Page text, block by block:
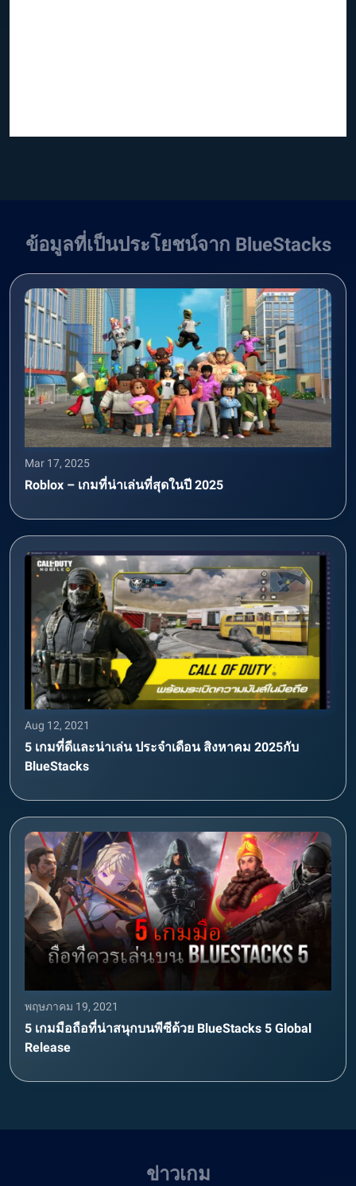
ข้อมูลที่เป็นประโยชน์จาก BlueStacks
Mar 17, 2025
Roblox – เกมที่น่าเล่นที่สุดในปี 2025
Aug 12, 2021
5 เกมที่ดีและน่าเล่น ประจำเดือน สิงหาคม 2025กับ
BlueStacks
พฤษภาคม 19, 2021
5 เกมมือถือที่น่าสนุกบนพีซีด้วย BlueStacks 5 Global
Release
ข่าวเกม